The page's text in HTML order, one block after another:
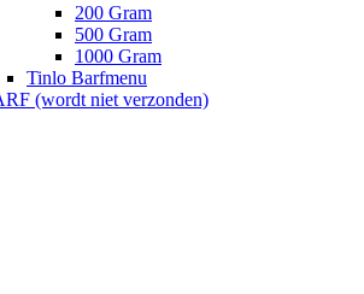
200 Gram
500 Gram
1000 Gram
Tinlo Barfmenu
(wordt niet verzonden)